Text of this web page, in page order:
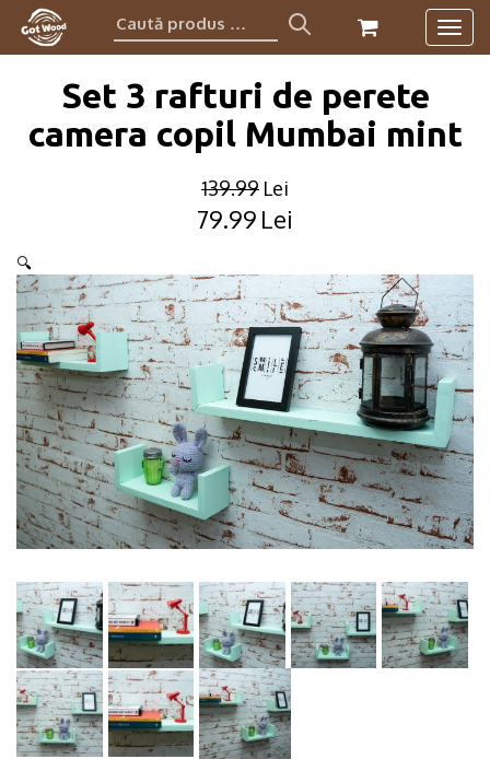
Caută
produs:
Set 3 rafturi de perete
camera copil Mumbai mint
139.99 Lei
Original
was:
139.99lei.
79.99 Lei
Current
is:
79.99lei.
🔍